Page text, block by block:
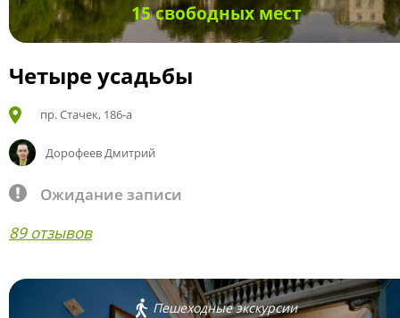
15 свободных мест
Четыре усадьбы
пр. Стачек, 186-а
Дорофеев Дмитрий
Ожидание записи
89 отзывов
Пешеходные экскурсии